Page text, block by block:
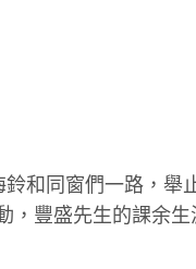
和同窗們一路，舉
豐盛先生的課余